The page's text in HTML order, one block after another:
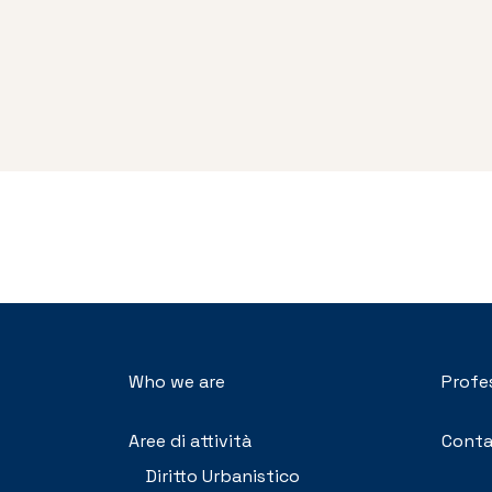
Who we are
Aree di attività
Diritto Urbanistico